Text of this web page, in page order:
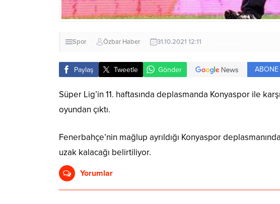
Spor Özbar Haber 31.10.2021 12:11
Paylaş Tweetle Gönder
Süper Lig’in 11. haftasında deplasmanda Konyaspor ile
oyundan çıktı.
Fenerbahçe’nin mağlup ayrıldığı Konyaspor
uzak kalacağı belirtiliyor.
Yorumlar